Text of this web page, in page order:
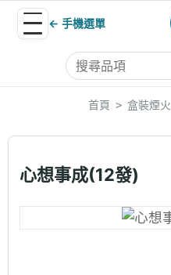
← 手機選單
首頁 > 盒裝煙火
心想事成(12發)